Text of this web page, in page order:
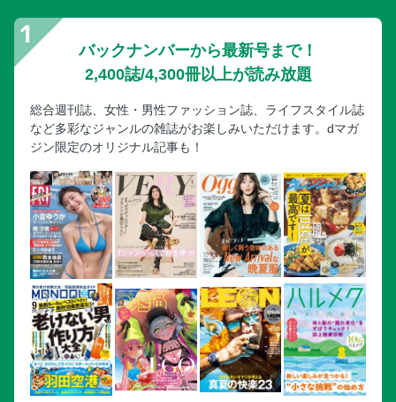
バックナンバーから最新号まで！
2,400誌/4,300冊以上が読み放題
総合週刊誌、女性・男性ファッション誌、ライフスタイル誌
など多彩なジャンルの雑誌がお楽しみいただけます。dマガ
ジン限定のオリジナル記事も！